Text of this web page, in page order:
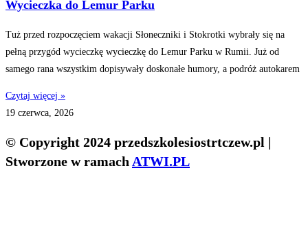
Wycieczka do Lemur Parku
Tuż przed rozpoczęciem wakacji Słoneczniki i Stokrotki wybrały się na
pełną przygód wycieczkę wycieczkę do Lemur Parku w Rumii. Już od
samego rana wszystkim dopisywały doskonałe humory, a podróż autokarem
Czytaj więcej »
19 czerwca, 2026
© Copyright 2024 przedszkolesiostrtczew.pl |
Stworzone w ramach ATWI.PL